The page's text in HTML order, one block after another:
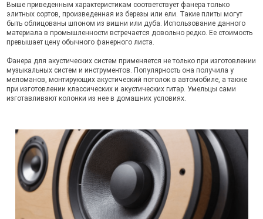
Выше приведенным характеристикам соответствует фанера только
элитных сортов, произведенная из березы или ели. Такие плиты могут
быть облицованы шпоном из вишни или дуба. Использование данного
материала в промышленности встречается довольно редко. Ее стоимость
превышает цену обычного фанерного листа.
Фанера для акустических систем применяется не только при изготовлении
музыкальных систем и инструментов. Популярность она получила у
меломанов, монтирующих акустический потолок в автомобиле, а также
при изготовлении классических и акустических гитар. Умельцы сами
изготавливают колонки из нее в домашних условиях.